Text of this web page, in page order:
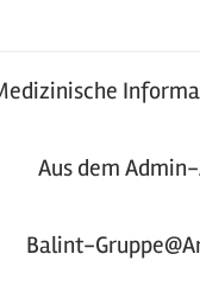
Aus dem
Balint-